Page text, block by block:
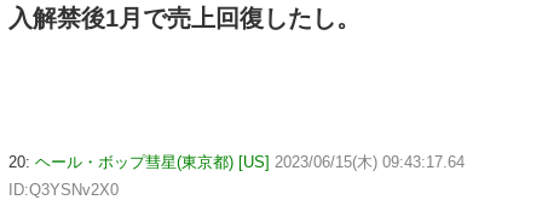
入解禁後1月で売上回復したし。
20: ヘール・ボップ彗星(東京都) [US] 2023/06/15(木) 09:43:17.64
ID:Q3YSNv2X0